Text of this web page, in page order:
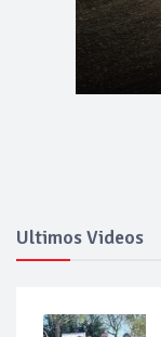
Ultimos Videos